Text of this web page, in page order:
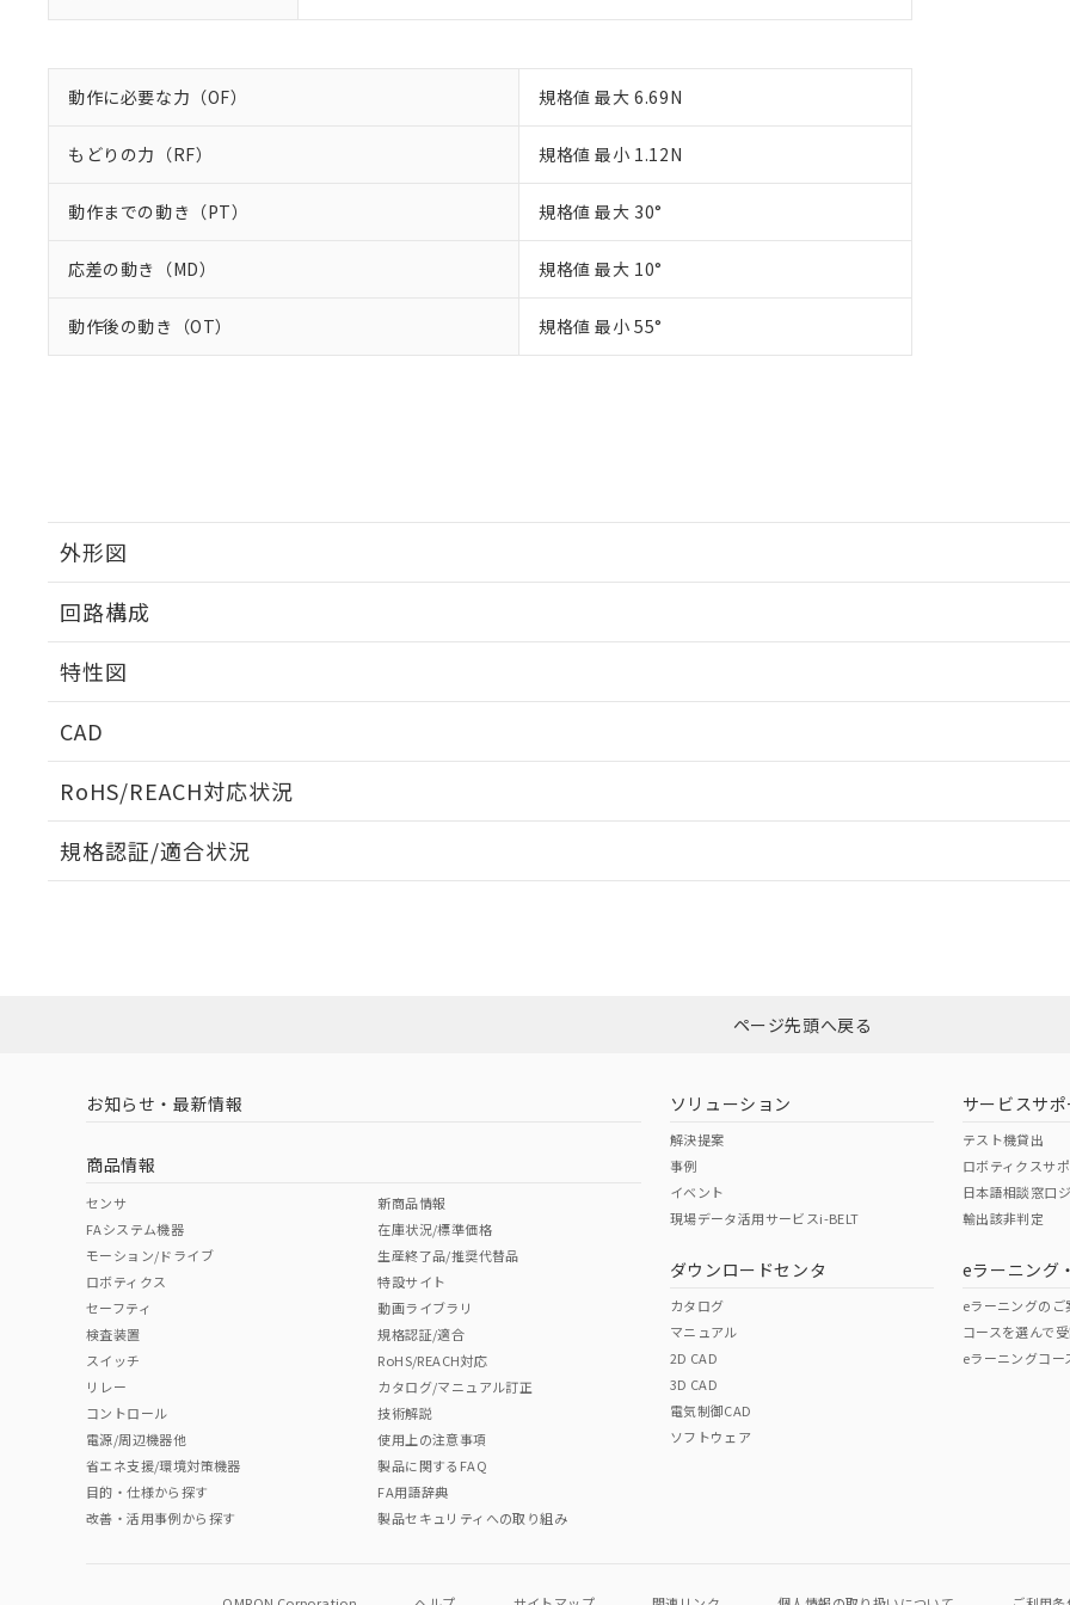
動作に必要な力（OF） 規格値 最大 6.69N
もどりの力（RF） 規格値 最小 1.12N
動作までの動き（PT） 規格値 最大 30°
応差の動き（MD） 規格値 最大 10°
動作後の動き（OT） 規格値 最小 55°
外形図
取りつけ穴加工図
回路構成
特性図
電気的:
CAD
RoHS/REACH対応状況
EU RoHS 注意事項・凡例
ダウンロードはこちら
中国 RoHS 注意事項・凡例
中国 RoHS表
Pb Hg Cr(VI)
"対応済み"や非含有の記載がされた商品であっても、流通在庫等で未対応品が混在する可能性があります。
非含有品が必要な際は、弊社営業部門もしくは販売店へお問い合わせください。
規格認証/適合状況
（イギリス
（ノルウェー
（日本
（アメリカ
この製品の規格認証/適合
その他の認証はこちらのページからご
ページ先頭へ戻る
お知らせ・最新情報
商品情報
センサ
FAシステム機器
モーション/ドライブ
ロボティクス
セーフティ
検査装置
スイッチ
リレー
コントロール
電源/周辺機器他
省エネ支援/環境対策機器
目的・仕様から探す
改善・活用事例から探す
新商品情報
在庫状況/標準価格
生産終了品/推奨代替品
特設サイト
動画ライブラリ
規格認証/適合
RoHS/REACH対応
カタログ/マニュアル訂正
技術解説
使用上の注意事項
製品に関するFAQ
FA用語辞典
製品セキュリティへの取り組み
ソリューション
解決提案
事例
イベント
現場データ活用サービスi-BELT
ダウンロードセンタ
カタログ
マニュアル
2D CAD
3D CAD
電気制御CAD
ソフトウェア
サービスサポ
テスト機貸出
ロボティクスサ
日本語相談窓口
輸出該非判定
eラーニング
eラーニングのご
コースを選んで
eラーニングコー